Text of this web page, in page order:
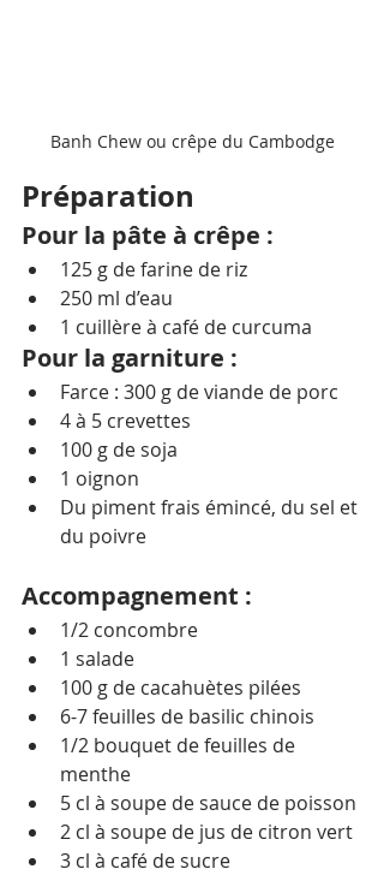
Banh Chew ou crêpe du Cambodge
Préparation
Pour la pâte à crêpe :
125 g de farine de riz
250 ml d’eau
1 cuillère à café de curcuma
Pour la garniture :
Farce : 300 g de viande de porc
4 à 5 crevettes
100 g de soja
1 oignon
Du piment frais émincé, du sel et
du poivre
Accompagnement :
1/2 concombre
1 salade
100 g de cacahuètes pilées
6-7 feuilles de basilic chinois
1/2 bouquet de feuilles de
menthe
5 cl à soupe de sauce de poisson
2 cl à soupe de jus de citron vert
3 cl à café de sucre